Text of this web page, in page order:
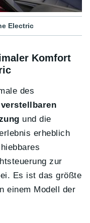
Electric
Komfort
des
und die
erheblich
zur
Es ist das größte
einem Modell der